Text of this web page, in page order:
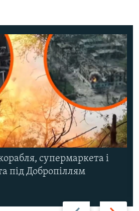
Назад Вперед
супермаркета і
під Добропіллям